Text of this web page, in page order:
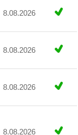
8.08.2026
8.08.2026
8.08.2026
8.08.2026